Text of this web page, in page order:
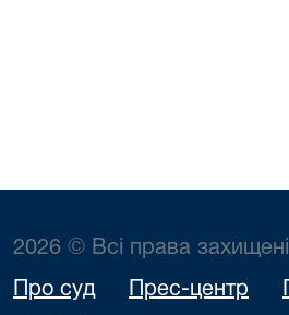
2026 © Всі права захищені
Про суд Прес-центр